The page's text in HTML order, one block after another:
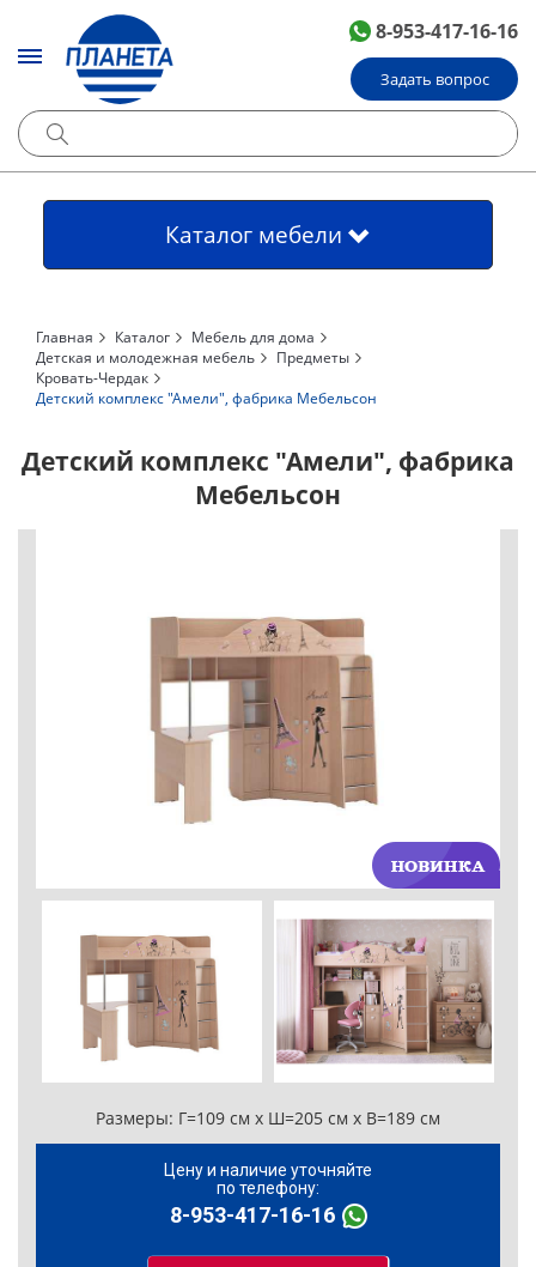
8-953-417-16-16
Задать вопрос
Каталог мебели
Главная Каталог
Мебель для дома
Детская и молодежная мебель
Предметы
Кровать-Чердак
Детский комплекс "Амели", фабрика Мебельсон
Детский комплекс "Амели", фабрика
Мебельсон
Размеры: Г=109 см x Ш=205 см x В=189 см
Цену и наличие уточняйте
по телефону:
8-953-417-16-16